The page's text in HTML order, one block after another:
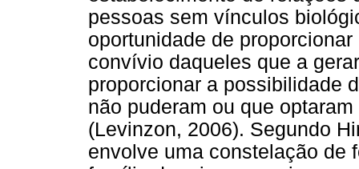
pessoas sem vínculos
oportunidade de
convívio daqueles que a
proporcionar a possibilidade
não puderam ou que
(Levinzon, 2006). Segundo
envolve uma constelação de